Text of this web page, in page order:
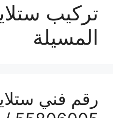
تركيب
المسيلة
رقم فني